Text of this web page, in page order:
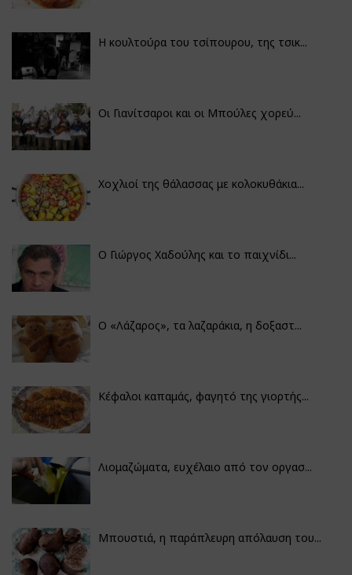
Η κουλτούρα του τσίπουρου, της τσικ...
Οι Γιανίτσαροι και οι Μπούλες χορεύ...
Χοχλιοί της θάλασσας με κολοκυθάκια...
Ο Γιώργος Χαδούλης και το παιχνίδι...
Ο «Λάζαρος», τα λαζαράκια, η δοξαστ...
Κέφαλοι καπαμάς, φαγητό της γιορτής...
Λιομαζώματα, ευχέλαιο από τον οργασ...
Μπουστιά, η παράπλευρη απόλαυση του...